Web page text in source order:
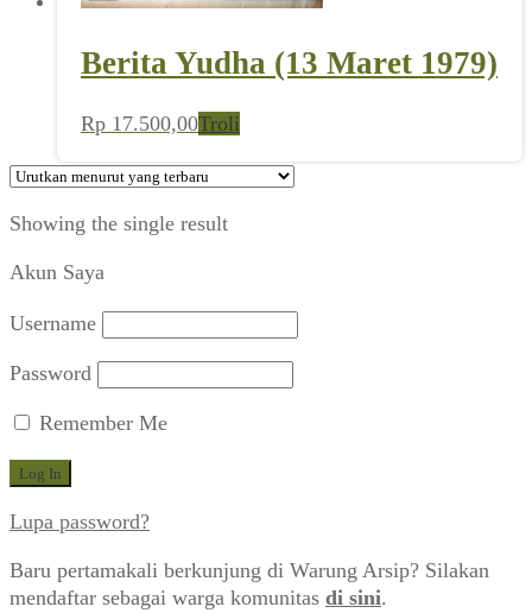
Berita Yudha (13 Maret 1979)
Rp 17.500,00Troli
Showing the single result
Akun Saya
Username
Password
Remember Me
Lupa password?
Baru pertamakali berkunjung di Warung Arsip? Silakan
mendaftar sebagai warga komunitas di sini.